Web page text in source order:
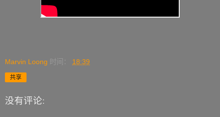
Marvin Loong 时间： 18:39
共享
没有评论: